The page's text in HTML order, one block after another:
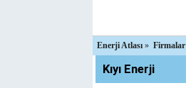
Enerji Atlası » Firmalar
Kıyı Enerji